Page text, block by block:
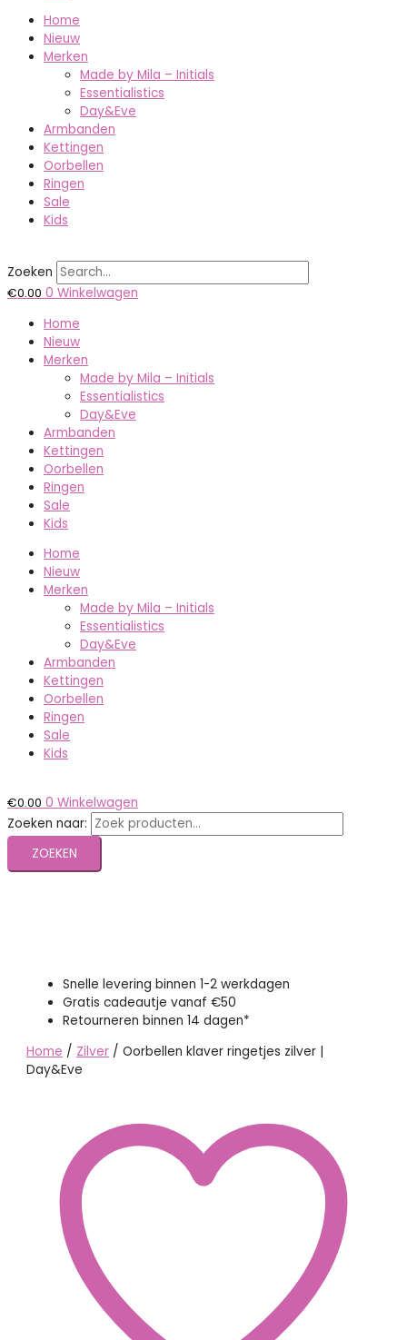
Home
Nieuw
Merken
Made by Mila – Initials
Essentialistics
Day&Eve
Armbanden
Kettingen
Oorbellen
Ringen
Sale
Kids
Zoeken
€0.00 0 Winkelwagen
Home
Nieuw
Merken
Made by Mila – Initials
Essentialistics
Day&Eve
Armbanden
Kettingen
Oorbellen
Ringen
Sale
Kids
Home
Nieuw
Merken
Made by Mila – Initials
Essentialistics
Day&Eve
Armbanden
Kettingen
Oorbellen
Ringen
Sale
Kids
€0.00 0 Winkelwagen
Zoeken naar:
ZOEKEN
Snelle levering binnen 1-2 werkdagen
Gratis cadeautje vanaf €50
Retourneren binnen 14 dagen*
Home / Zilver / Oorbellen klaver ringetjes zilver |
Day&Eve